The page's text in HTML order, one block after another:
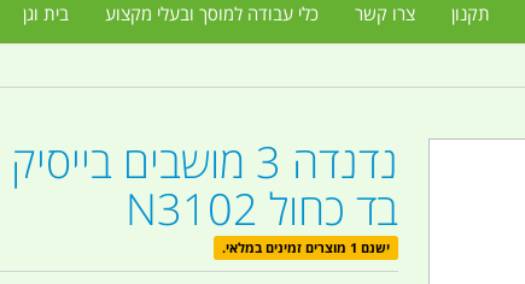
תקנון צרו קשר כלי עבודה למוסך ובעלי מקצוע בית וגן
נדנדה 3 מושבים
בד כחול N3102
ישנם 1 מוצרים זמינים במלאי.